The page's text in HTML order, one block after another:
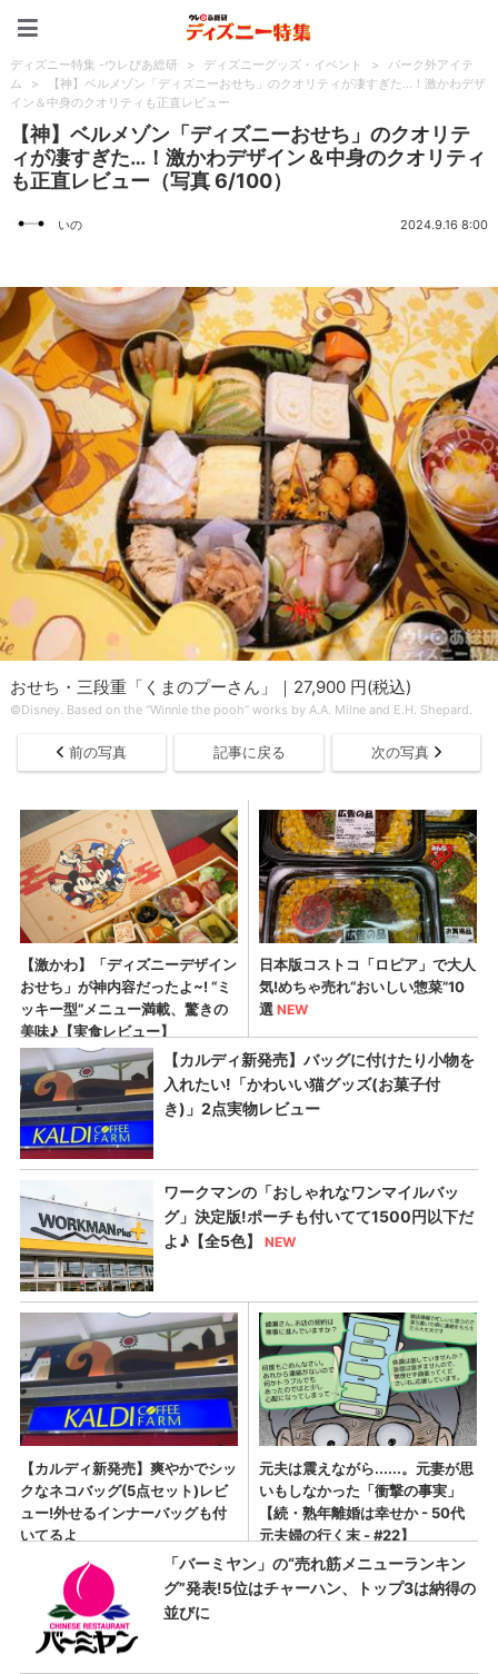
ディズニー特集 -ウレぴあ総研 > ディズニーグッズ・イベント >
パーク外アイテ
ム
>
【神】ベルメゾン「ディズニーおせち」のクオリティが凄すぎた…！激かわデザ
イン＆中身のクオリティも正直レビュー
【神】ベルメゾン「ディズニーおせち」のクオリテ
ィが凄すぎた…！激かわデザイン＆中身のクオリティ
も正直レビュー（写真 6/100）
いの 2024.9.16 8:00
おせち・三段重「くまのプーさん」｜27,900 円(税込)
©Disney. Based on the “Winnie the pooh” works by A.A. Milne and E.H. Shepard.
前の写真 記事に戻る 次の写真